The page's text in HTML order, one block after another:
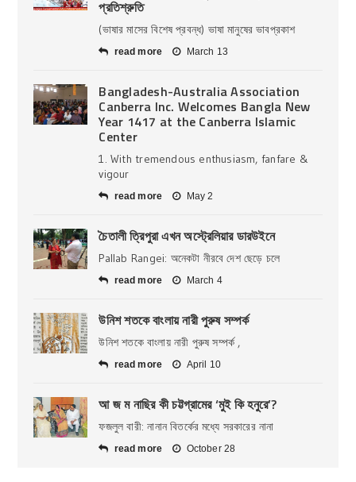
প্রতিশ্রুতি
(ভাষার মাসের বিশেষ প্রবন্ধ) ভাষা মানুষের ভাবপ্রকাশ
read more March 13
Bangladesh-Australia Association
Canberra Inc. Welcomes Bangla New
Year 1417 at the Canberra Islamic
Center
1. With tremendous enthusiasm, fanfare &
vigour
read more May 2
চৈতালী ত্রিপুরা এখন অস্ট্রেলিয়ার ডারউইনে
Pallab Rangei: অনেকটা নীরবে দেশ ছেড়ে চলে
read more March 4
উনিশ শতকে বাংলায় নারী পুরুষ সম্পর্ক
উনিশ শতকে বাংলায় নারী পুরুষ সম্পর্ক ,
read more April 10
আ জ ম নাছির কী চট্টগ্রামের ‘মুই কি হনুরে’?
ফজলুল বারী: নানান বিতর্কের মধ্যে সরকারের নানা
read more October 28